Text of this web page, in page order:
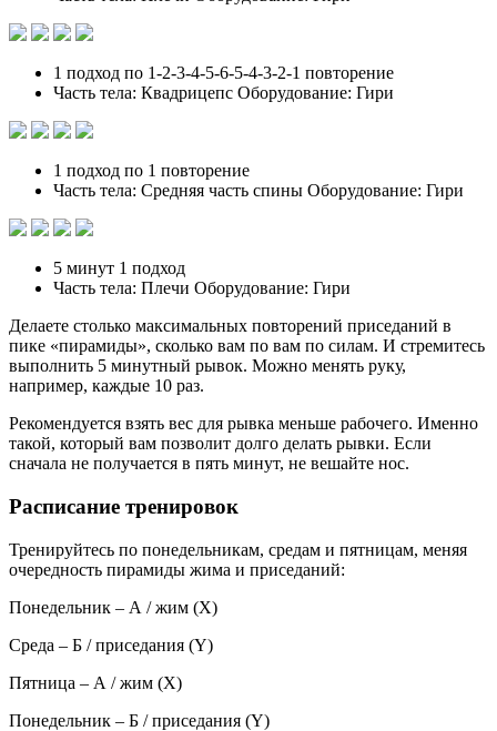
1 подход по 1-2-3-4-5-6-5-4-3-2-1 повторение
Часть тела: Квадрицепс Оборудование: Гири
1 подход по 1 повторение
Часть тела: Средняя часть спины Оборудование: Гири
5 минут 1 подход
Часть тела: Плечи Оборудование: Гири
Делаете столько максимальных повторений приседаний в
пике «пирамиды», сколько вам по вам по силам. И стремитесь
выполнить 5 минутный рывок. Можно менять руку,
например, каждые 10 раз.
Рекомендуется взять вес для рывка меньше рабочего. Именно
такой, который вам позволит долго делать рывки. Если
сначала не получается в пять минут, не вешайте нос.
Расписание тренировок
Тренируйтесь по понедельникам, средам и пятницам, меняя
очередность пирамиды жима и приседаний:
Понедельник – А / жим (Х)
Среда – Б / приседания (Y)
Пятница – А / жим (Х)
Понедельник – Б / приседания (Y)